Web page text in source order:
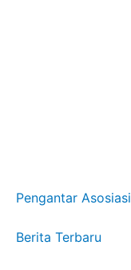
Pengantar Asosiasi
Berita Terbaru